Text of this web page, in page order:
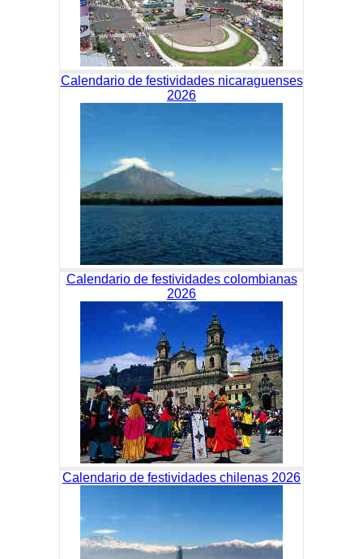
Calendario de festividades nicaraguenses
2026
Calendario de festividades colombianas
2026
Calendario de festividades chilenas 2026